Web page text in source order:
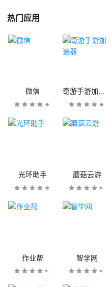
热门应用
微信 奇游手游加速器
光环助手 蘑菇云游
作业帮 智学网